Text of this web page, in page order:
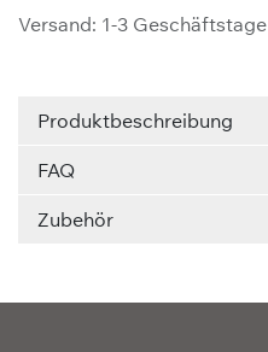
Versand: 1-3 Geschäftstage
Produktbeschreibung
FAQ
Zubehör